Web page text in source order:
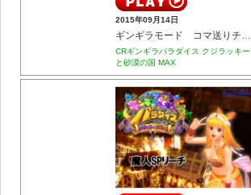
2015年09月14日
ギンギラモード コマ送りチャンス
CRギンギラパラダイス クジラッキー
と砂漠の国 MAX